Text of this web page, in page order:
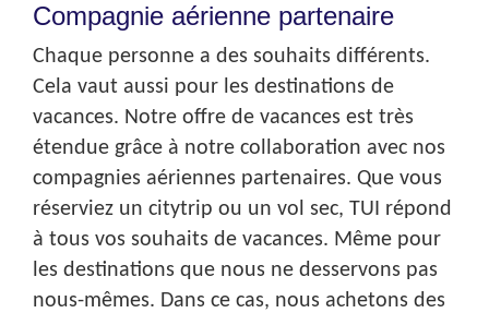
Compagnie aérienne partenaire
Chaque personne a des souhaits différents.
Cela vaut aussi pour les destinations de
vacances. Notre offre de vacances est très
étendue grâce à notre collaboration avec nos
compagnies aériennes partenaires. Que vous
réserviez un citytrip ou un vol sec, TUI répond
à tous vos souhaits de vacances. Même pour
les destinations que nous ne desservons pas
nous-mêmes. Dans ce cas, nous achetons des